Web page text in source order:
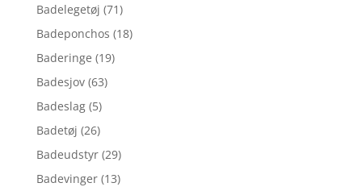
Badelegetøj (71)
Badeponchos (18)
Baderinge (19)
Badesjov (63)
Badeslag (5)
Badetøj (26)
Badeudstyr (29)
Badevinger (13)